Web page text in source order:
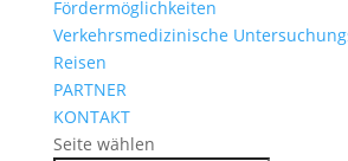
Fördermöglichkeiten
Verkehrsmedizinische
Reisen
PARTNER
KONTAKT
Seite wählen